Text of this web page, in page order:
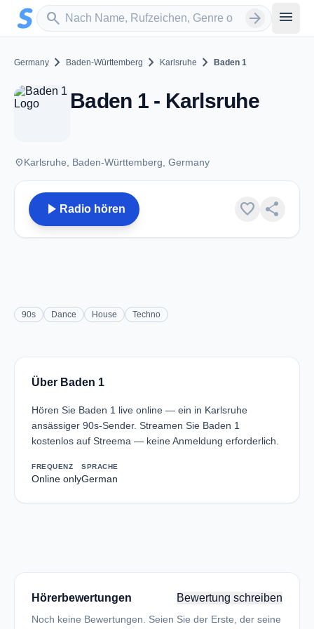
Zum Hauptinhalt springen
search
Sender suchen arrow_forward menu
Germany chevron_right Baden-Württemberg chevron_right Karlsruhe chevron_right Baden 1
Baden 1 - Karlsruhe
placeKarlsruhe, Baden-Württemberg, Germany
play_arrow Radio hören favorite share
90s Dance House Techno
Über Baden 1
Hören Sie Baden 1 live online — ein in Karlsruhe
ansässiger 90s-Sender. Streamen Sie Baden 1
kostenlos auf Streema — keine Anmeldung erforderlich.
FREQUENZ
Online only
SPRACHE
German
Hörerbewertungen Bewertung schreiben
Noch keine Bewertungen. Seien Sie der Erste, der seine